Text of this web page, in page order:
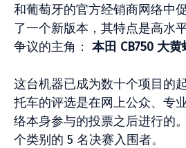
和葡萄牙的官方经销商网络中
了一个新版本，其特点是高水
争议的主角： 本田 CB750 大黄
这台机器已成为数十个项目的
托车的评选是在网上公众、专
络本身参与的投票之后进行的。
个类别的 5 名决赛入围者。